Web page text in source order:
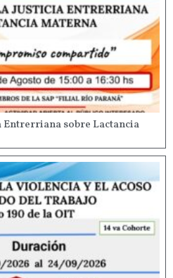
Entrerriana sobre Lactancia